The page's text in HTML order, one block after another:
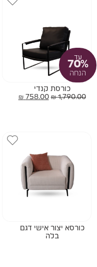
70%
הנחה
כורסת קנדי
1,790.00
₪
758.00
₪
כורסא יצור אישי דגם
בלה